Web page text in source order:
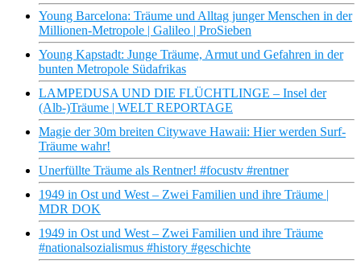
Young Barcelona: Träume und Alltag junger Menschen in der
Millionen-Metropole | Galileo | ProSieben
Young Kapstadt: Junge Träume, Armut und Gefahren in der
bunten Metropole Südafrikas
LAMPEDUSA UND DIE FLÜCHTLINGE – Insel der
(Alb-)Träume | WELT REPORTAGE
Magie der 30m breiten Citywave Hawaii: Hier werden Surf-
Träume wahr!
Unerfüllte Träume als Rentner! #focustv #rentner
1949 in Ost und West – Zwei Familien und ihre Träume |
MDR DOK
1949 in Ost und West – Zwei Familien und ihre Träume
#nationalsozialismus #history #geschichte